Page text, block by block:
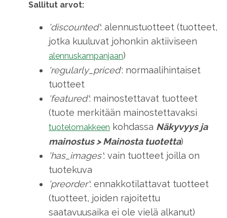
Sallitut arvot:
'discounted': alennustuotteet (tuotteet,
jotka kuuluvat johonkin aktiiviseen
alennuskampanjaan)
'regularly_priced': normaalihintaiset
tuotteet
'featured': mainostettavat tuotteet
(tuote merkitään mainostettavaksi
tuotelomakkeen kohdassa Näkyvyys ja
mainostus>Mainosta tuotetta)
'has_images': vain tuotteet joilla on
tuotekuva
'preorder': ennakkotilattavat tuotteet
(tuotteet, joiden rajoitettu
saatavuusaika ei ole vielä alkanut)